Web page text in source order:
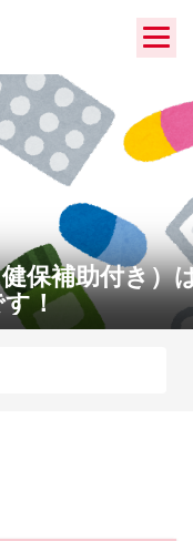
）は８月３１日